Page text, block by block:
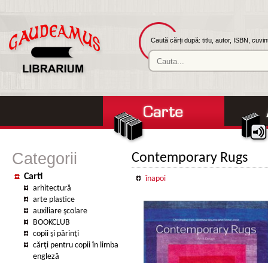
Caută cărți după: titlu, autor, ISBN,
Categorii
Carti
arhitectură
arte plastice
auxiliare şcolare
BOOKCLUB
copii şi părinţi
cărţi pentru copii în limba
engleză
Contemporary Rugs
înapoi